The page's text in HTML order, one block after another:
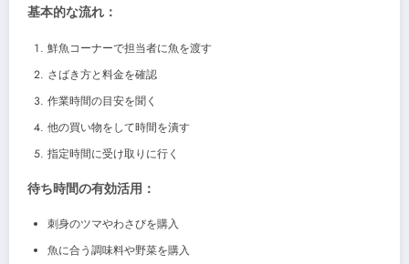
基本的な流れ：
鮮魚コーナーで担当者に魚を渡す
さばき方と料金を確認
作業時間の目安を聞く
他の買い物をして時間を潰す
指定時間に受け取りに行く
待ち時間の有効活用：
刺身のツマやわさびを購入
魚に合う調味料や野菜を購入